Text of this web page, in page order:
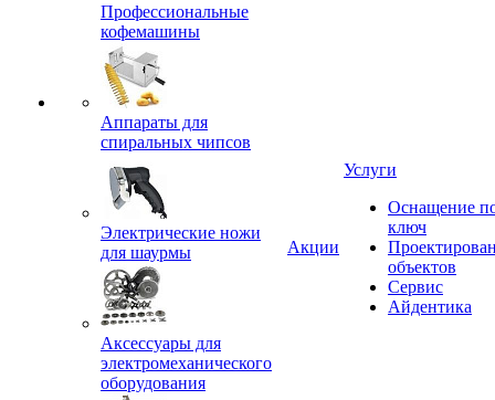
Профессиональные
кофемашины
Аппараты для
спиральных чипсов
Электрические ножи
для шаурмы
Аксессуары для
электромеханического
оборудования
Акции
Услуги
Оснащение
ключ
объектов
Сервис
Айдентика